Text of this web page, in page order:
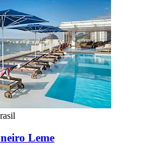
Leme